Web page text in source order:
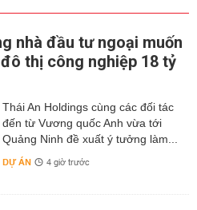
nhà đầu tư ngoại muốn
thị công nghiệp 18 tỷ
Thái An Holdings cùng các đối tác
đến từ Vương quốc Anh vừa tới
Quảng Ninh đề xuất ý tưởng làm...
DỰ ÁN 4 giờ trước